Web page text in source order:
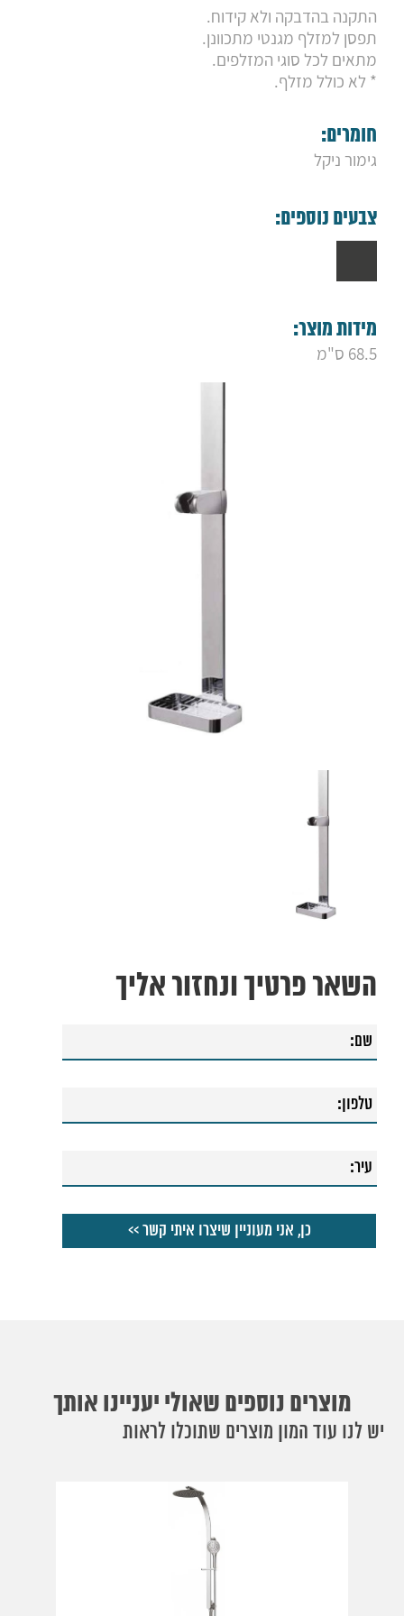
10. מערכת רחצה סליידר שחור
11. מערכת רחצה סליידר לבן
12. מוט רחצה אונו
13. מוט רחצה דובלו
14. מוט רחצה מיתוס כרום
התקנה בהדבקה ולא קידוח.
תפסן למזלף מגנטי מתכוונן.
מתאים לכל סוגי המזלפים.
* לא כולל מזלף.
חומרים:
גימור ניקל
צבעים נוספים:
מידות מוצר:
68.5 ס"מ
השאר פרטיך ונחזור אליך
מוצרים נוספים שאולי יעניינו אותך
יש לנו עוד המון מוצרים שתוכלו לראות